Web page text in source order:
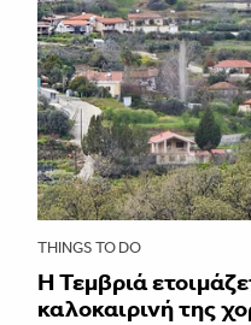
THINGS TO DO
Η Τεμβριά
καλοκαιρινή της